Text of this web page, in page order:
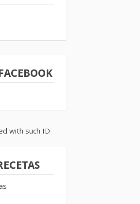
with such ID